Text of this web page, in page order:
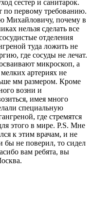
сестер и санитарок.
по первому требованию.
Михайловичу, почему в
нельзя сделать все
отделения
туда ложить не
где сосуды не лечат.
микроскоп, а
артериях не
мм размером. Кроме
возни и
имея много
специальную
где стремятся
этого в мире. P.S. Мне
к этим врачам, и не
бы не поверил, то сидел
вам ребята, вы